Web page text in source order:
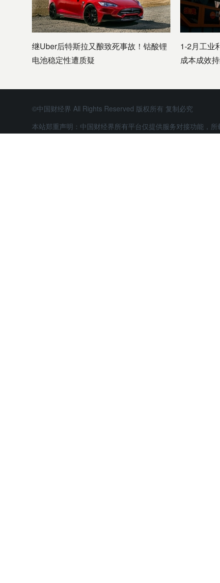
继Uber后特斯拉又酿致死事故！钴酸锂
电池稳定性遭质疑
1-2月工业
成本成效
©中国财经界 All Rights Reserved 版权所有 复制必究
本站郑重声明：中国财经界所有平台仅提供服务对接功能，